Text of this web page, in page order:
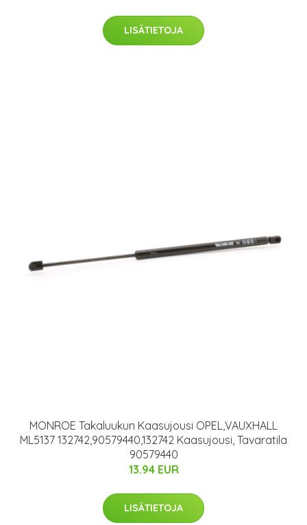
LISÄTIETOJA
MONROE Takaluukun Kaasujousi OPEL,VAUXHALL
ML5137 132742,90579440,132742 Kaasujousi, Tavaratila
90579440
13.94 EUR
LISÄTIETOJA